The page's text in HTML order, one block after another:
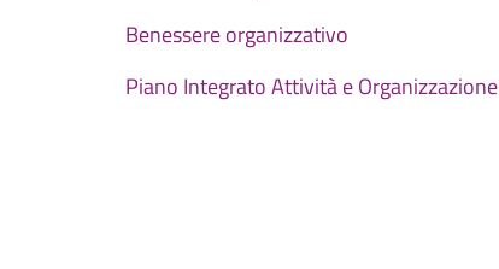
Benessere organizzativo
Piano Integrato Attività e Organizzazione